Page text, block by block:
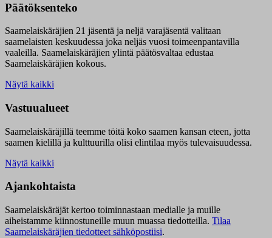
Päätöksenteko
Saamelaiskäräjien 21 jäsentä ja neljä varajäsentä valitaan
saamelaisten keskuudessa joka neljäs vuosi toimeenpantavilla
vaaleilla. Saamelaiskäräjien ylintä päätösvaltaa edustaa
Saamelaiskäräjien kokous.
Näytä kaikki
Vastuualueet
Saamelaiskäräjillä teemme töitä koko saamen kansan eteen, jotta
saamen kielillä ja kulttuurilla olisi elintilaa myös tulevaisuudessa.
Näytä kaikki
Ajankohtaista
Saamelaiskäräjät kertoo toiminnastaan medialle ja muille
aiheistamme kiinnostuneille muun muassa tiedotteilla. Tilaa
Saamelaiskäräjien tiedotteet sähköpostiisi.